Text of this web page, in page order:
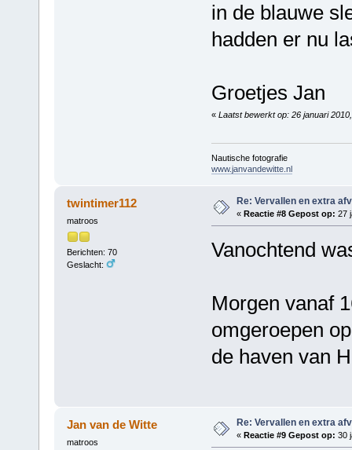
in de blauwe
hadden er nu
Groetjes Jan
« Laatst bewerkt op: 26 januari
Nautische fotografie
www.janvandewitte.nl
twintimer112
matroos
Berichten: 70
Geslacht:
Re: Vervallen en extra
« Reactie #8 Gepost op: 27
Vanochtend
Morgen vanaf
omgeroepen
de haven van
Jan van de Witte
matroos
Re: Vervallen en extra
« Reactie #9 Gepost op: 30